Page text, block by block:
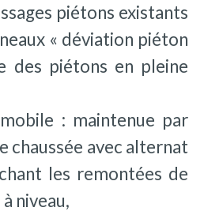
piétons existants
« déviation piéton
des piétons en pleine
: maintenue par
chaussée avec alternat
les remontées de
niveau,